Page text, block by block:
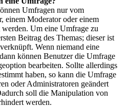
Umfragen nur vom
einem Moderator oder einem
Um eine Umfrage zu
Beitrag des Themas; dieser ist
Wenn niemand eine
können Benutzer die Umfrage
bearbeiten. Sollte allerdings
haben, so kann die Umfrage
oder Administratoren geändert
soll die Manipulation von
werden.